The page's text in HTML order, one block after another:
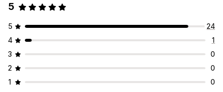
5
5
24
4
1
3
0
2
0
1
0